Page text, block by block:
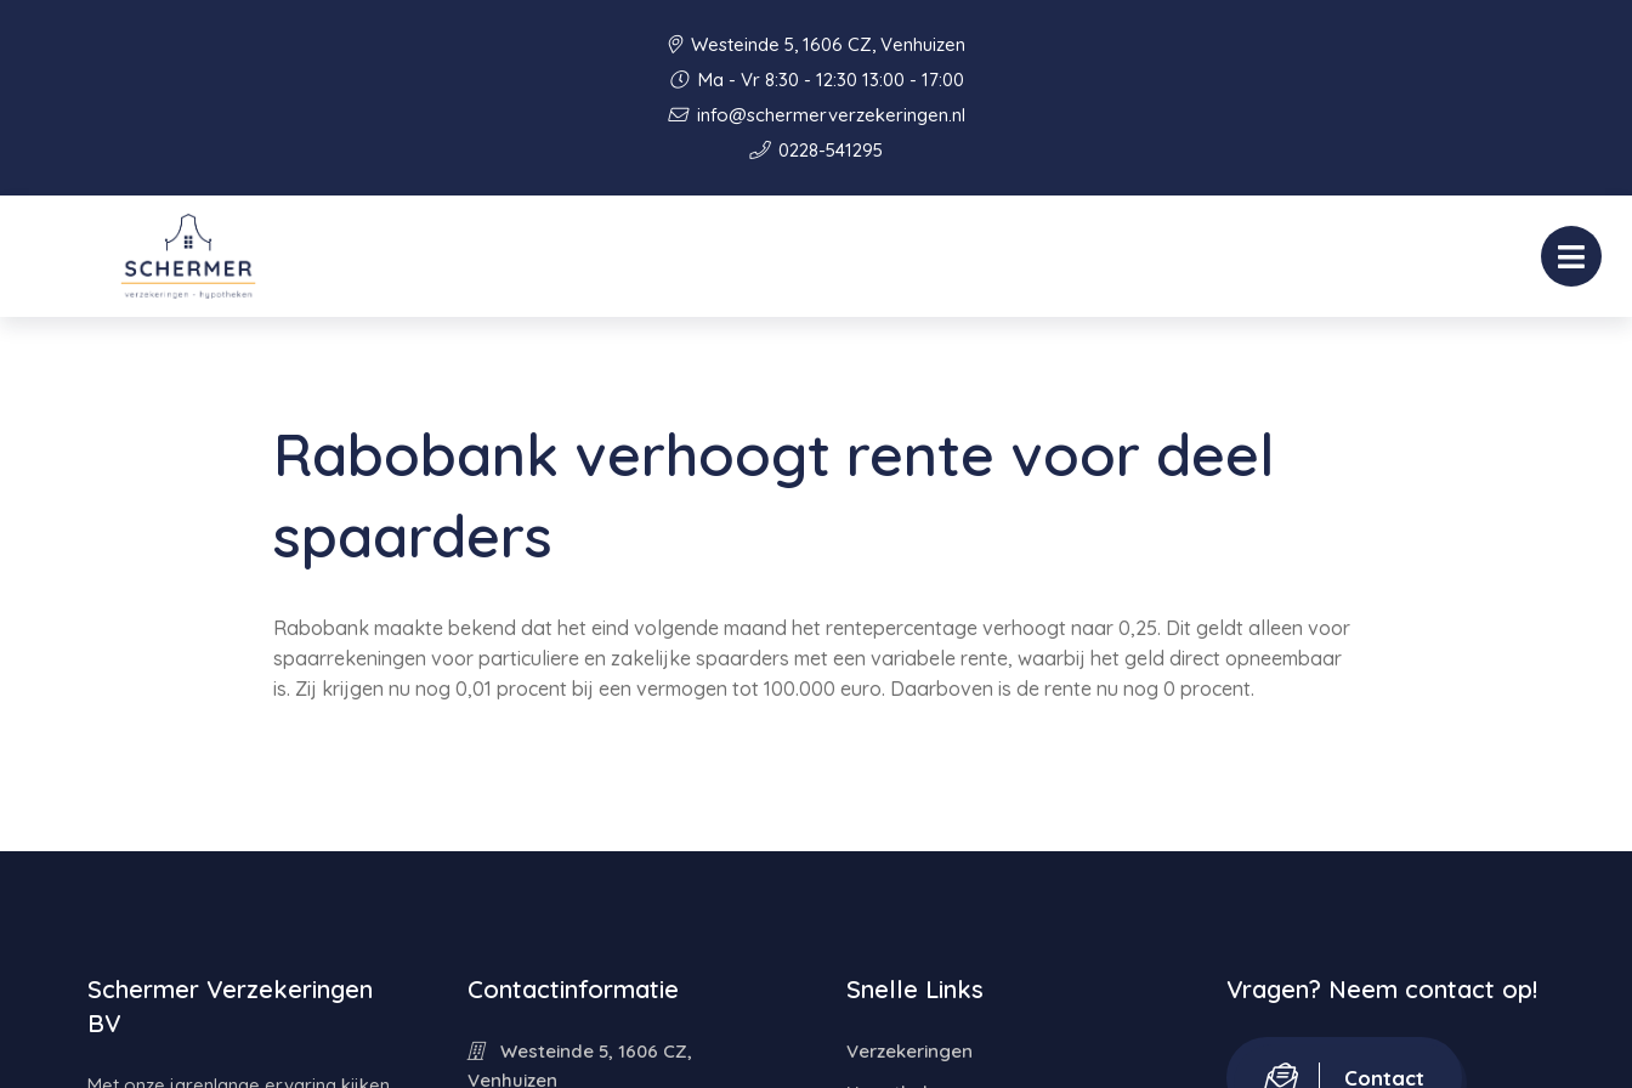
Westeinde 5, 1606 CZ, Venhuizen
Ma - Vr 8:30 - 12:30 13:00 - 17:00
info@schermerverzekeringen.nl
0228-541295
Rabobank verhoogt rente voor deel
spaarders
Rabobank maakte bekend dat het eind volgende maand het rentepercentage verhoogt naar 0,25. Dit geldt alleen voor
spaarrekeningen voor particuliere en zakelijke spaarders met een variabele rente, waarbij het geld direct opneembaar
is. Zij krijgen nu nog 0,01 procent bij een vermogen tot 100.000 euro. Daarboven is de rente nu nog 0 procent.
Schermer Verzekeringen
BV
Contactinformatie
Westeinde 5, 1606 CZ,
Venhuizen
Snelle Links
Verzekeringen
Vragen? Neem contact op!
Contact